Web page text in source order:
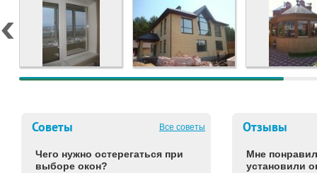
Советы Все советы
Чего нужно остерегаться при
выборе окон?
Отзывы
Мне
установили